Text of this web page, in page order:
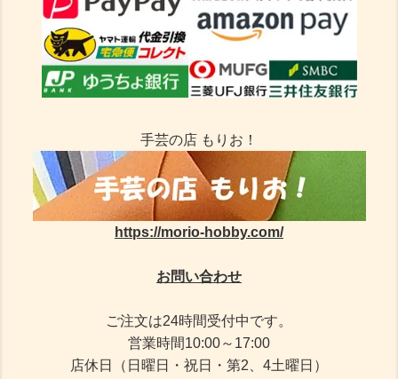
手芸の店 もりお！
https://morio-hobby.com/
お問い合わせ
ご注文は24時間受付中です。
営業時間10:00～17:00
店休日（日曜日・祝日・第2、4土曜日）